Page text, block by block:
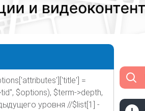
=
$options), $term->depth,
уровня //$list[1] -